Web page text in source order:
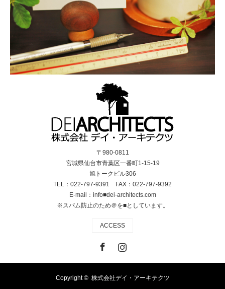
申請上は2階建てとしていま
す。比較的高台に位置してお
り、眺望が良い方向へのみ開
口を設置し借景を取り入れま
した。
H様邸
あえて庭を設けず、敷地いっ
ぱいに建物を計画。隣地との
距離も近くプライバシーを確
保する必要がありました。平
行に開口を計画することが困
トップライトを積極的に採用
〒980-0811
宮城県仙台市青葉区一番町1-15-19
旭トークビル306
TEL：022-797-9391 FAX：022-797-9392
E-mail：info■dei-architects.com
※スパム防止のため＠を■としています。
ACCESS
Copyright © 株式会社デイ・アーキテクツ